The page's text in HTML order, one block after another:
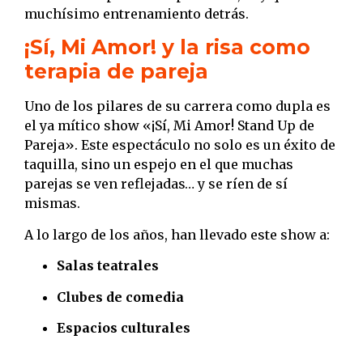
muchísimo entrenamiento detrás.
¡Sí, Mi Amor! y la risa como
terapia de pareja
Uno de los pilares de su carrera como dupla es
el ya mítico show «¡Sí, Mi Amor! Stand Up de
Pareja». Este espectáculo no solo es un éxito de
taquilla, sino un espejo en el que muchas
parejas se ven reflejadas… y se ríen de sí
mismas.
A lo largo de los años, han llevado este show a:
Salas teatrales
Clubes de comedia
Espacios culturales